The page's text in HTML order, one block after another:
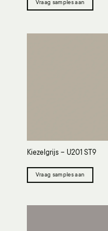
Vraag samples aan
Kiezelgrijs – U201 ST9
Vraag samples aan